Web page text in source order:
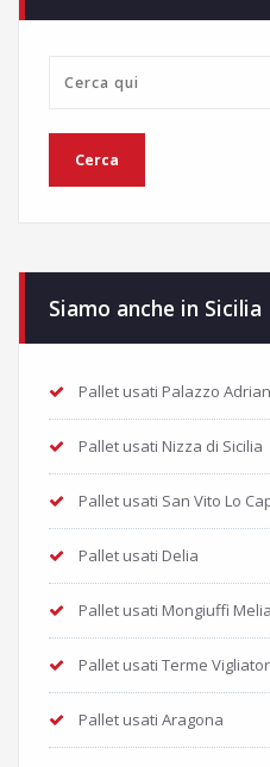
Siamo anche in Sicilia
Pallet usati Palazzo
Pallet usati Nizza di Sicilia
Pallet usati San Vito Lo
Pallet usati Delia
Pallet usati Mongiuffi Melia
Pallet usati Terme
Pallet usati Aragona